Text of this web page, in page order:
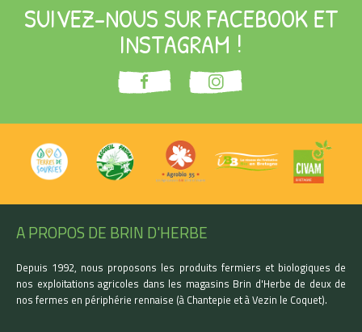
SUIVEZ-NOUS SUR FACEBOOK ET
INSTAGRAM !
A PROPOS DE BRIN D'HERBE
Depuis 1992, nous proposons les produits fermiers et biologiques de
nos exploitations agricoles dans les magasins Brin d'Herbe de deux de
nos fermes en périphérie rennaise (à Chantepie et à Vezin le Coquet).